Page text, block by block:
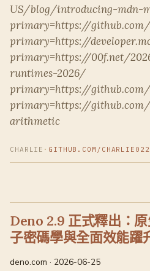
US/blog/introducing-mdn-
primary=https://
primary=https://
primary=https://00f.net/
runtimes-2026/
primary=https://
primary=https://
arithmetic
CHARLIE · GITHUB.COM/
Deno 2.9 正式釋出：
子密碼學與全面效能躍
deno.com · 2026-06-25